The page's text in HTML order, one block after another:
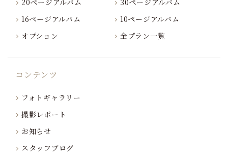
16ページアルバム
10ページアルバム
オプション
全プラン一覧
コンテンツ
フォトギャラリー
撮影レポート
お知らせ
スタッフブログ